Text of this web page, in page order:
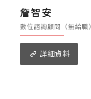
詹智安
數位諮詢顧問（無給職）
詳細資料